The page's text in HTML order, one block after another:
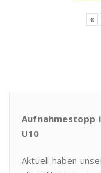
«
Aufnahmestopp
U10
Aktuell haben